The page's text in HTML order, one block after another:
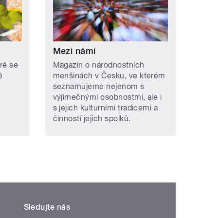
se
Mezi námi
Magazín o národnostních
menšinách v Česku, ve kterém
seznamujeme nejenom s
výjimečnými osobnostmi, ale i
s jejich kulturními tradicemi a
činností jejich spolků.
Sledujte nás